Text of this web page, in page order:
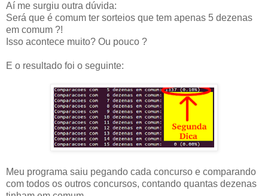
Aí me surgiu outra dúvida:
Será que é comum ter sorteios que tem apenas 5 dezenas
em comum ?!
Isso acontece muito? Ou pouco ?
E o resultado foi o seguinte:
Meu programa saiu pegando cada concurso e comparando
com todos os outros concursos, contando quantas dezenas